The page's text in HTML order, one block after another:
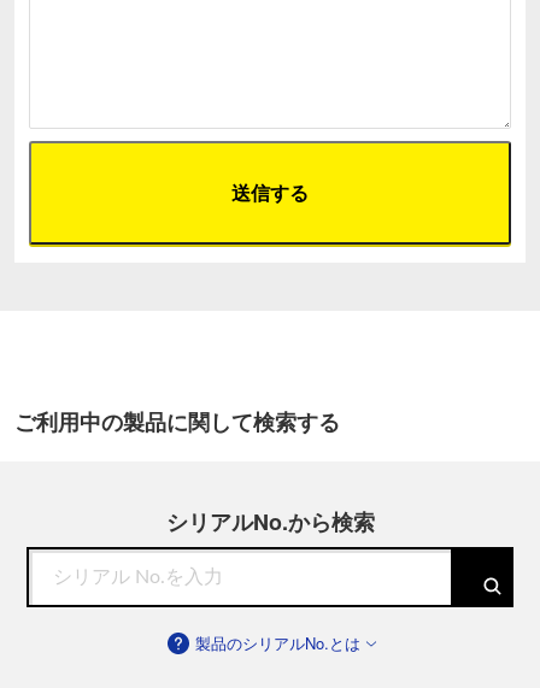
ご利用中の製品に関して検索する
シリアルNo.から検索
製品のシリアルNo.とは